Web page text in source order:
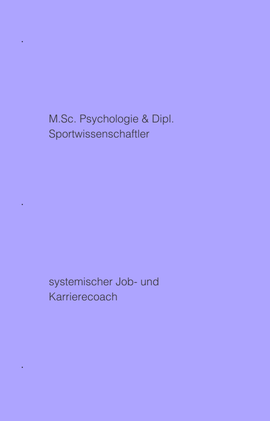
M.Sc. Psychologie & Dipl.
Sportwissenschaftler
systemischer Job- und
Karrierecoach